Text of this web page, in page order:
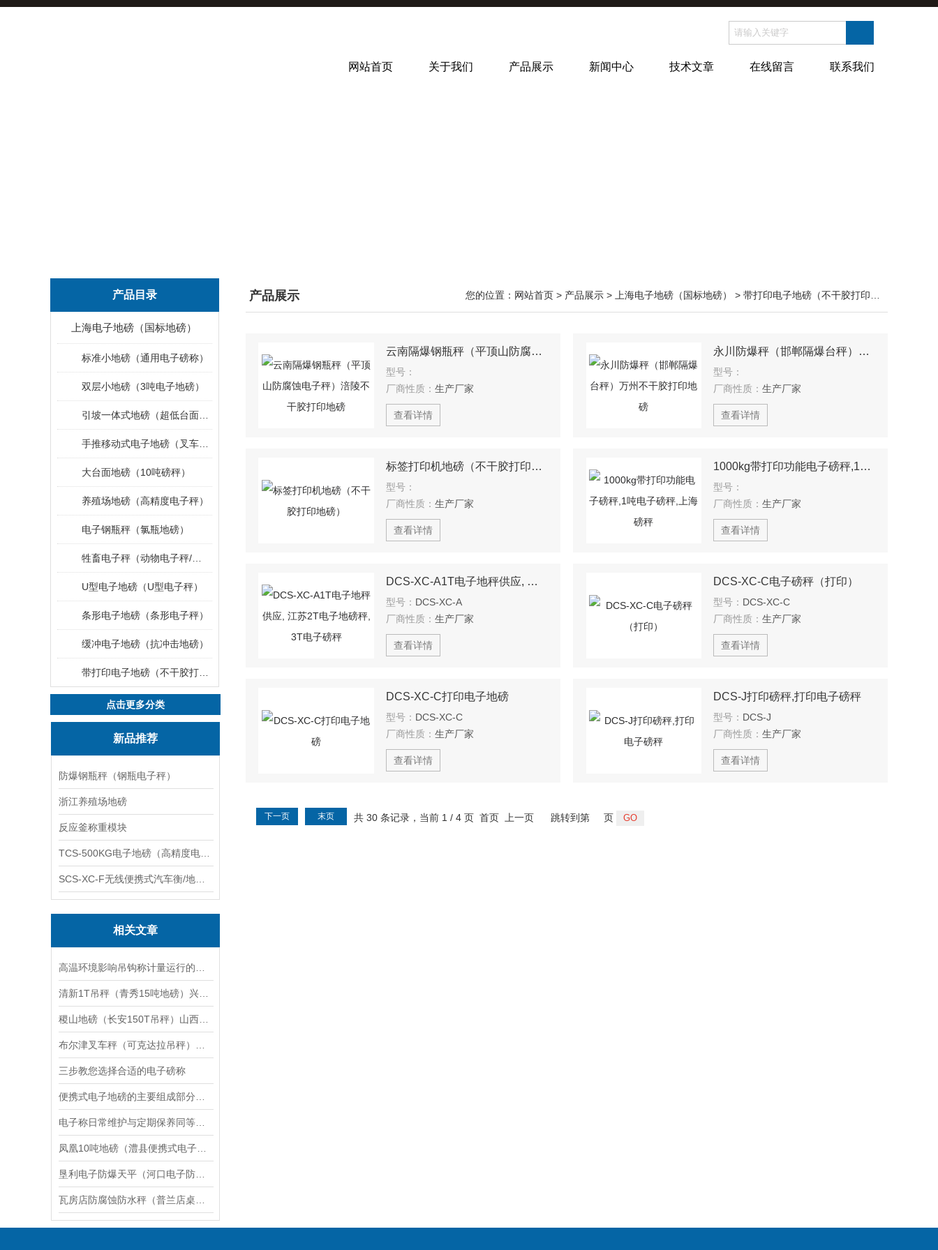
网站首页 关于我们 产品展示 新闻中心 技术文章 在线留言 联系我们
产品目录
上海电子地磅（国标地磅）
标准小地磅（通用电子磅称）
双层小地磅（3吨电子地磅）
大台面地磅（10吨磅秤）
养殖场地磅（高精度电子秤）
电子钢瓶秤（氯瓶地磅）
U型电子地磅（U型电子秤）
条形电子地磅（条形电子秤）
缓冲电子地磅（抗冲击地磅）
点击更多分类
新品推荐
防爆钢瓶秤（钢瓶电子秤）
浙江养殖场地磅
反应釜称重模块
相关文章
三步教您选择合适的电子磅称
产品展示 您的位置： 网站首页 > 产品展示 > 上海电子地磅（国标地磅） > 带打印电子地磅（不干胶打印电子地磅）
云南隔爆钢瓶秤（平顶山防腐蚀电子秤）涪陵不干胶打印地磅
型号：
厂商性质： 生产厂家
查看详情
永川防爆秤（邯郸隔爆台秤）万州不干胶打印地磅
型号：
厂商性质： 生产厂家
查看详情
标签打印机地磅（不干胶打印地磅）
型号：
厂商性质： 生产厂家
查看详情
1000kg带打印功能电子磅秤,1吨电子磅秤,上海磅秤
型号：
厂商性质： 生产厂家
查看详情
DCS-XC-A1T电子地秤供应, 江苏2T电子地磅秤, 3T电子磅秤
型号： DCS-XC-A
厂商性质： 生产厂家
查看详情
DCS-XC-C电子磅秤（打印）
型号： DCS-XC-C
厂商性质： 生产厂家
查看详情
DCS-XC-C打印电子地磅
型号： DCS-XC-C
厂商性质： 生产厂家
查看详情
DCS-J打印磅秤,打印电子磅秤
型号： DCS-J
厂商性质： 生产厂家
查看详情
共 30 条记录，当前 1 / 4 页 首页 上一页
下一页 末页 跳转到第 页